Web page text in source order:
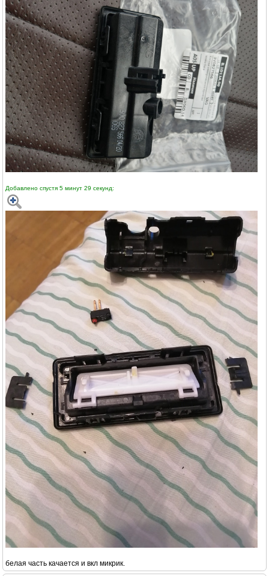
Добавлено спустя 5 минут 29 секунд:
белая часть качается и вкл микрик.